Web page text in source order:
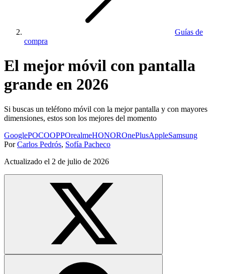
Guías de
compra
El mejor móvil con pantalla
grande en 2026
Si buscas un teléfono móvil con la mejor pantalla y con mayores
dimensiones, estos son los mejores del momento
GooglePOCOOPPOrealmeHONOROnePlusAppleSamsung
Por Carlos Pedrós, Sofía Pacheco
Actualizado el 2 de julio de 2026